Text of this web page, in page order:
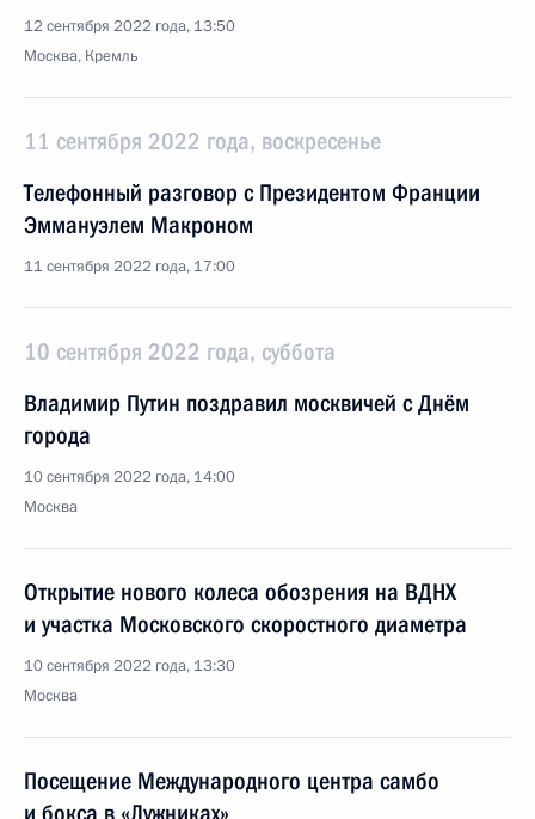
12 сентября 2022 года, 13:50
Москва, Кремль
11 сентября 2022 года, воскресенье
Телефонный разговор с Президентом Франции
Эммануэлем Макроном
11 сентября 2022 года, 17:00
10 сентября 2022 года, суббота
Владимир Путин поздравил москвичей с Днём
города
10 сентября 2022 года, 14:00
Москва
Открытие нового колеса обозрения на ВДНХ
и участка Московского скоростного диаметра
10 сентября 2022 года, 13:30
Москва
Посещение Международного центра самбо
и бокса в «Лужниках»